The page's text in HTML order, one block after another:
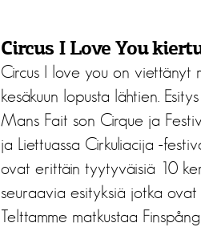
Circus I Love You
Circus I love you on viettänyt
kesäkuun lopusta lähtien.
Mans Fait son Cirque ja
ja Liettuassa Cirkuliacija -
ovat erittäin tyytyväisiä 10
seuraavia esityksiä jotka ovat
Telttamme matkustaa